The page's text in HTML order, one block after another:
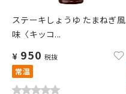
ステーキしょうゆ たまねぎ風
味〈キッコ...
¥ 950 税抜
常温